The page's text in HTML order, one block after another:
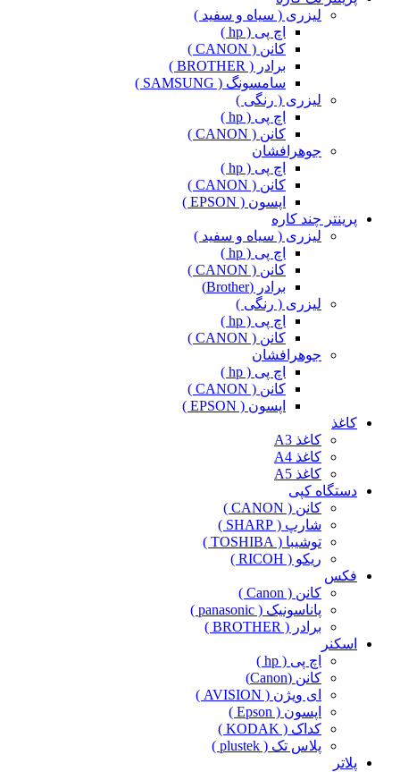
لیزری ( سیاه و سفید )
اچ پی ( hp )
کانن ( CANON )
برادر ( BROTHER )
سامسونگ ( SAMSUNG )
لیزری ( رنگی )
اچ پی ( hp )
کانن ( CANON )
جوهرافشان
اچ پی ( hp )
کانن ( CANON )
اپسون ( EPSON )
پرینتر چند کاره
لیزری ( سیاه و سفید )
اچ پی ( hp )
کانن ( CANON )
برادر (Brother)
لیزری ( رنگی )
اچ پی ( hp )
کانن ( CANON )
جوهرافشان
اچ پی ( hp )
کانن ( CANON )
اپسون ( EPSON )
کاغذ
کاغذ A3
کاغذ A4
کاغذ A5
دستگاه کپی
کانن ( CANON )
شارپ ( SHARP )
توشیبا ( TOSHIBA )
ریکو ( RICOH )
فکس
کانن ( Canon )
پاناسونیک ( panasonic )
برادر ( BROTHER )
اسکنر
اچ پی ( hp )
کانن (Canon)
ای ویژن ( AVISION )
اپسون ( Epson )
کداک ( KODAK )
پلاس تک ( plustek )
پلاتر